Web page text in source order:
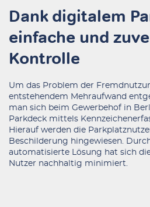
Dank digitalem
einfache und
Kontrolle
Um das Problem der
entstehendem Mehraufwand
man sich beim Gewerbehof in
Parkdeck mittels
Hierauf werden die
Beschilderung hingewiesen.
automatisierte Lösung hat sich
Nutzer nachhaltig minimiert.